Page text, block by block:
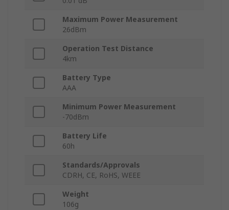
Maximum Power Measurement
26dBm
Operation Test Distance
4km
Battery Type
AAA
Minimum Power Measurement
-70dBm
Battery Life
60h
Standards/Approvals
CDRH, CE, RoHS, WEEE
Weight
106g